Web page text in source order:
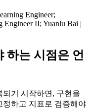
Engineer;
Engineer II; Yuanlu Bai |
하는 시점은 언
기 시작하면, 구현을
정하고 지표로 검증해야